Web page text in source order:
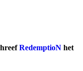
RedemptioN het